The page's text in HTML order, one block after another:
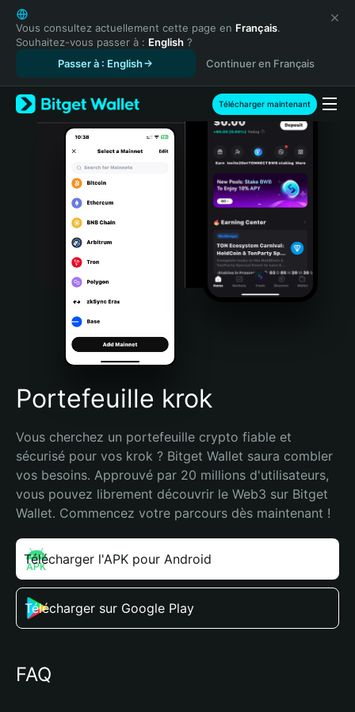
English
日本語
Tiếng Việt
Español (Latinoamérica)
Türkçe
Italiano
Português (Portugal)
Bahasa Indonesia
Português (Brasil)
Español (Argentina)
Vous consultez actuellement cette page en Français.
Souhaitez-vous passer à : English ?
Passer à : English
Continuer en Français
Télécharger maintenant
Portefeuille krok
Vous cherchez un portefeuille crypto fiable et
sécurisé pour vos krok ? Bitget Wallet saura combler
vos besoins. Approuvé par 20 millions d'utilisateurs,
vous pouvez librement découvrir le Web3 sur Bitget
Wallet. Commencez votre parcours dès maintenant !
Télécharger l'APK pour Android
Télécharger sur Google Play
FAQ